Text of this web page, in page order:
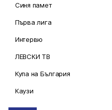
Синя памет
Първа лига
Интервю
ЛЕВСКИ ТВ
Купа на България
Каузи